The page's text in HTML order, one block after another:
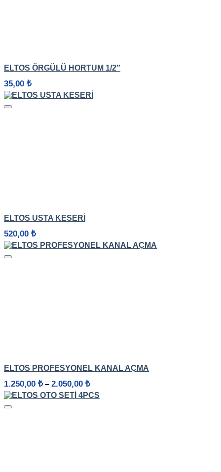
ELTOS ÖRGÜLÜ HORTUM 1/2″
35,00 ₺
ELTOS USTA KESERI
520,00 ₺
ELTOS PROFESYONEL KANAL AÇMA
1.250,00 ₺ – 2.050,00 ₺
1.250,00 ₺